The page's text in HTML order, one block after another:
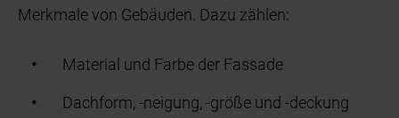
Merkmale von Gebäuden. Dazu zählen:
Material und Farbe der Fassade
Dachform, -neigung, -größe und -deckung